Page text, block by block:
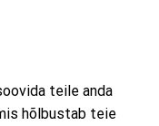
teile anda
hõlbustab teie